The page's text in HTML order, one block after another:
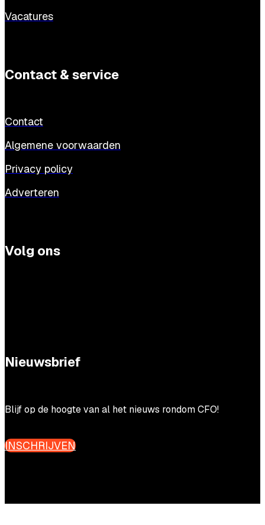
Vacatures
Contact & service
Contact
Algemene voorwaarden
Privacy policy
Adverteren
Volg ons
Nieuwsbrief
Blijf op de hoogte van al het nieuws rondom CFO!
INSCHRIJVEN